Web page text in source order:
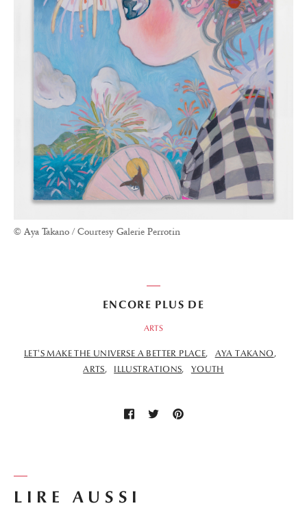
© Aya Takano / Courtesy Galerie Perrotin
LIRE AUSSI
ENCORE PLUS DE
ARTS
LET'S MAKE THE UNIVERSE A BETTER PLACE
AYA TAKANO
ARTS
ILLUSTRATIONS YOUTH